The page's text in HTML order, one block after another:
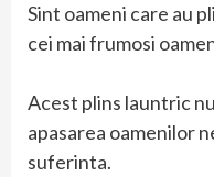
Sint oameni care au
cei mai frumosi
Acest plins launtric
apasarea oamenilor
suferinta.